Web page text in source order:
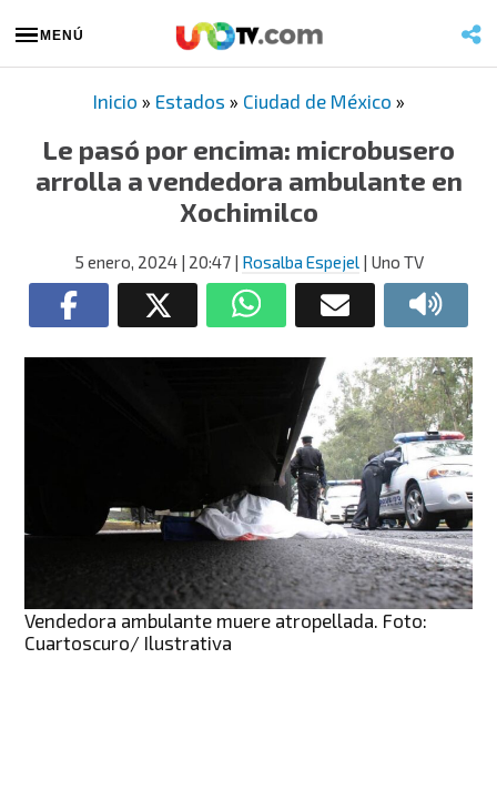
MENÚ
Inicio » Estados » Ciudad de México »
Le pasó por encima: microbusero
arrolla a vendedora ambulante en
Xochimilco
5 enero, 2024| 20:47| Rosalba Espejel| Uno TV
Vendedora ambulante muere atropellada. Foto:
Cuartoscuro/ Ilustrativa